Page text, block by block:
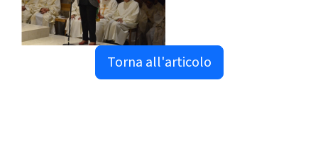
Torna all'articolo